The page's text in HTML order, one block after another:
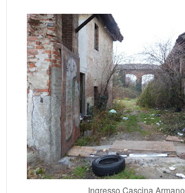
Ingresso Cascina Armano